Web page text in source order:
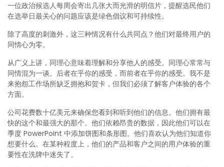
一位政治候选人每周会寄出几张大而光滑的明信片，提醒选民他们
在选举日最关心的问题应该是绿色倡议和可持续性。
除了高度的刺激外，这三种情况有什么共同点？他们对最终用户的
同情心为零。
从广义上讲，同理心意味着理解和分享他人的感受。同理心常常与
同情混为一谈。后者在乎你的感受，而前者在乎你的感受。我不是
来抱怨工作场所缺乏拥抱和贺卡，但我们必须了解客户体验的各个
方面。
公司花费数十亿美元来确保您看到和听到他们的信息。他们拥有最
快的这个和最强大的那个。他们依赖昂贵的数据，因此他们可以在
季度 PowerPoint 中添加饼图和条形图。他们喜欢认为他们知道你
想要什么。在某种程度上，他们的产品和客户之间的用户体验的重
要性在洗牌中迷失了。